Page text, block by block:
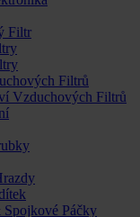
Filtr
Filtrů
Vzduchových Filtrů
Páčky